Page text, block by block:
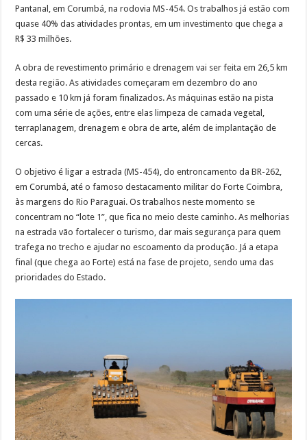
Pantanal, em Corumbá, na rodovia MS-454. Os trabalhos já estão com
quase 40% das atividades prontas, em um investimento que chega a
R$ 33 milhões.
A obra de revestimento primário e drenagem vai ser feita em 26,5 km
desta região. As atividades começaram em dezembro do ano
passado e 10 km já foram finalizados. As máquinas estão na pista
com uma série de ações, entre elas limpeza de camada vegetal,
terraplanagem, drenagem e obra de arte, além de implantação de
cercas.
O objetivo é ligar a estrada (MS-454), do entroncamento da BR-262,
em Corumbá, até o famoso destacamento militar do Forte Coimbra,
às margens do Rio Paraguai. Os trabalhos neste momento se
concentram no “lote 1”, que fica no meio deste caminho. As melhorias
na estrada vão fortalecer o turismo, dar mais segurança para quem
trafega no trecho e ajudar no escoamento da produção. Já a etapa
final (que chega ao Forte) está na fase de projeto, sendo uma das
prioridades do Estado.